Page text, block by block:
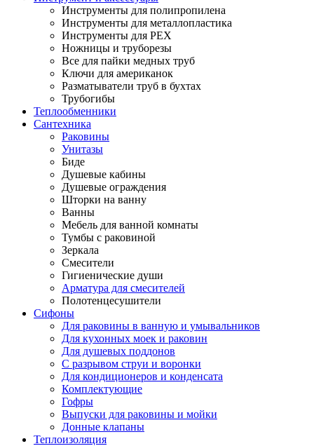
Инструменты для полипропилена
Инструменты для металлопластика
Инструменты для PEX
Ножницы и труборезы
Все для пайки медных труб
Ключи для американок
Разматыватели труб в бухтах
Трубогибы
Теплообменники
Сантехника
Раковины
Унитазы
Биде
Душевые кабины
Душевые ограждения
Шторки на ванну
Ванны
Мебель для ванной комнаты
Тумбы с раковиной
Зеркала
Смесители
Гигиенические души
Арматура для смесителей
Полотенцесушители
Сифоны
Для раковины в ванную и умывальников
Для кухонных моек и раковин
Для душевых поддонов
С разрывом струи и воронки
Для кондиционеров и конденсата
Комплектующие
Гофры
Выпуски для раковины и мойки
Донные клапаны
Теплоизоляция